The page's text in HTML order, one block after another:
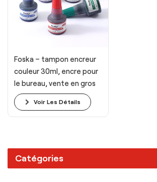
Foska – tampon encreur
couleur 30ml, encre pour
le bureau, vente en gros
Voir Les Détails
Catégories